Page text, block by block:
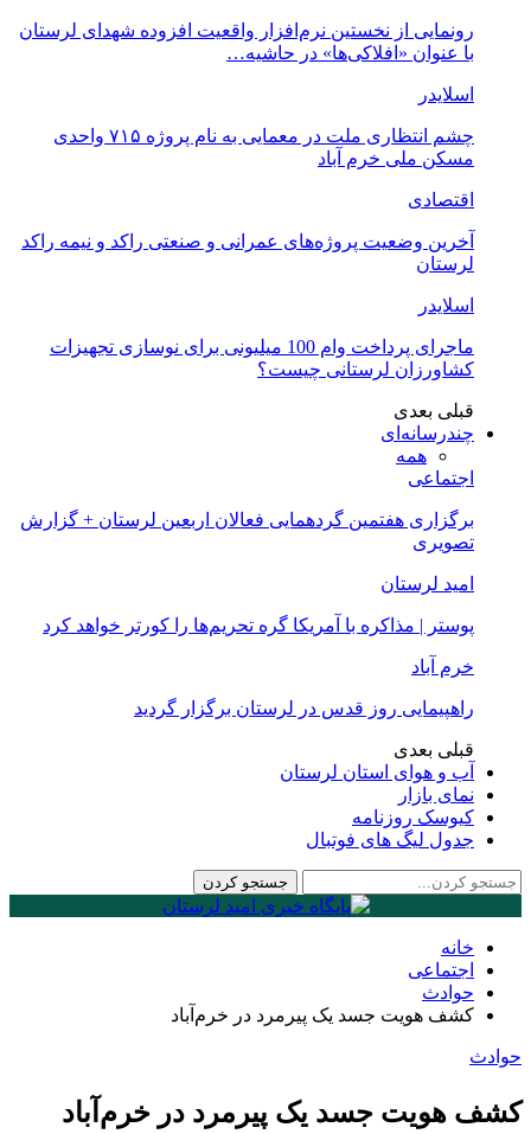
رونمایی از نخستین نرم‌افزار واقعیت افزوده شهدای لرستان
با عنوان «افلاکی‌ها» در حاشیه…
اسلایدر
چشم انتظاری ملت در معمایی به نام پروژه ۷۱۵ واحدی
مسکن ملی خرم آباد
اقتصادی
آخرین وضعیت پروژه‌های عمرانی و صنعتی راکد و نیمه راکد
لرستان
اسلایدر
ماجرای پرداخت وام 100 میلیونی برای نوسازی تجهیزات
کشاورزان لرستانی چیست؟
قبلی بعدی
چندرسانه‌ای
همه
اجتماعی
برگزاری هفتمین گردهمایی فعالان اربعین لرستان + گزارش
تصویری
امید لرستان
پوستر | مذاکره با آمریکا گره تحریم‌ها را کورتر خواهد کرد
خرم آباد
راهپیمایی روز قدس در لرستان برگزار گردید
قبلی بعدی
آب و هوای استان لرستان
نمای بازار
کیوسک روزنامه
جدول لیگ های فوتبال
خانه
اجتماعی
حوادث
کشف هویت جسد یک پیرمرد در خرم‌آباد
حوادث
کشف هویت جسد یک پیرمرد در خرم‌آباد